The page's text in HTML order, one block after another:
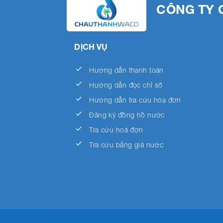
CÔNG TY
DỊCH VỤ
done Hướng dẫn thanh toán
done Hướng dẫn đọc chỉ số
done Hướng dẫn tra cứu hóa đơn
done Đăng ký đồng hồ nước
done Tra cứu hoá đơn
done Tra cứu bảng giá nước